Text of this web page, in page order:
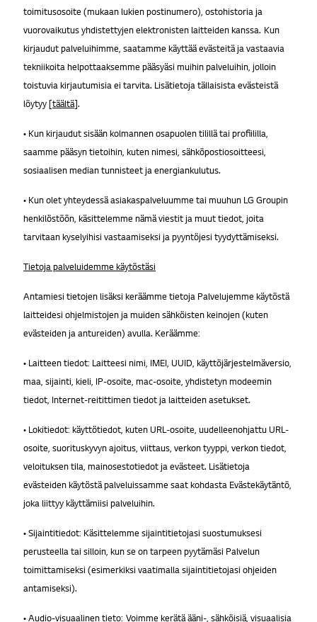
toimitusosoite (mukaan lukien postinumero), ostohistoria ja
vuorovaikutus yhdistettyjen elektronisten laitteiden kanssa. Kun
kirjaudut palveluihimme, saatamme käyttää evästeitä ja vastaavia
tekniikoita helpottaaksemme pääsyäsi muihin palveluihin, jolloin
toistuvia kirjautumisia ei tarvita. Lisätietoja tällaisista evästeistä
löytyy [täältä].
• Kun kirjaudut sisään kolmannen osapuolen tilillä tai profiililla,
saamme pääsyn tietoihin, kuten nimesi, sähköpostiosoitteesi,
sosiaalisen median tunnisteet ja energiankulutus.
• Kun olet yhteydessä asiakaspalveluumme tai muuhun LG Groupin
henkilöstöön, käsittelemme nämä viestit ja muut tiedot, joita
tarvitaan kyselyihisi vastaamiseksi ja pyyntöjesi tyydyttämiseksi.
Tietoja palveluidemme käytöstäsi
Antamiesi tietojen lisäksi keräämme tietoja Palvelujemme käytöstä
laitteidesi ohjelmistojen ja muiden sähköisten keinojen (kuten
evästeiden ja antureiden) avulla. Keräämme:
• Laitteen tiedot: Laitteesi nimi, IMEI, UUID, käyttöjärjestelmäversio,
maa, sijainti, kieli, IP-osoite, mac-osoite, yhdistetyn modeemin
tiedot, Internet-reitittimen tiedot ja laitteiden asetukset.
• Lokitiedot: käyttötiedot, kuten URL-osoite, uudelleenohjattu URL-
osoite, suorituskyvyn ajoitus, viittaus, verkon tyyppi, verkon tiedot,
veloituksen tila, mainosestotiedot ja evästeet. Lisätietoja
evästeiden käytöstä palveluissamme saat kohdasta Evästekäytäntö,
joka liittyy käyttämiisi palveluihin.
• Sijaintitiedot: Käsittelemme sijaintitietojasi suostumuksesi
perusteella tai silloin, kun se on tarpeen pyytämäsi Palvelun
toimittamiseksi (esimerkiksi vaatimalla sijaintitietojasi ohjeiden
antamiseksi).
• Audio-visuaalinen tieto: Voimme kerätä ääni-, sähköisiä, visuaalisia